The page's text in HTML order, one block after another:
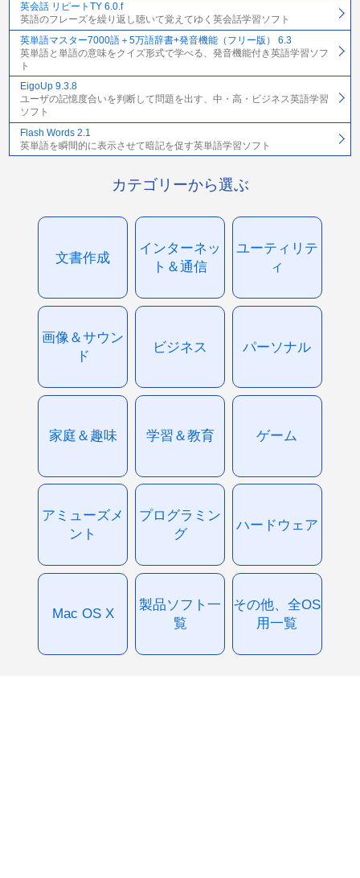
英会話 リピートTY 6.0.f
英語のフレーズを繰り返し聴いて覚えてゆく英会話学習ソフト
英単語マスター7000語＋5万語辞書+発音機能（フリー版） 6.3
英単語と単語の意味をクイズ形式で学べる、発音機能付き英語学習ソフ
ト
EigoUp 9.3.8
ユーザの記憶度合いを判断して問題を出す、中・高・ビジネス英語学習
ソフト
Flash Words 2.1
英単語を瞬間的に表示させて暗記を促す英単語学習ソフト
カテゴリーから選ぶ
文書作成
インターネッ
ト＆通信
ユーティリテ
ィ
画像＆サウン
ド
ビジネス パーソナル
家庭＆趣味 学習＆教育 ゲーム
アミューズメ
ント
プログラミン
グ
ハードウェア
Mac OS X
製品ソフト一
覧
その他、全OS
用一覧